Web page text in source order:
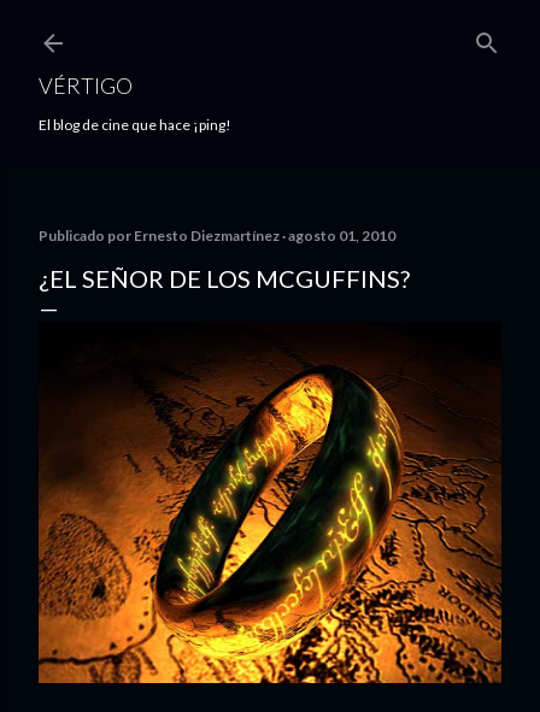
VÉRTIGO
El blog de cine que hace ¡ping!
Publicado por Ernesto Diezmartínez agosto 01, 2010
¿EL SEÑOR DE LOS MCGUFFINS?